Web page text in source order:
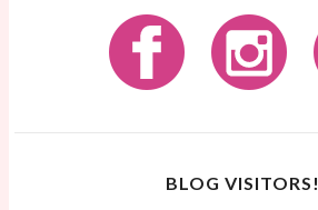
BLOG VISITORS!